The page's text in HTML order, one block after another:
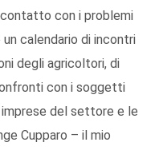
con i problemi
calendario di incontri
degli agricoltori, di
con i soggetti
del settore e le
Cupparo – il mio